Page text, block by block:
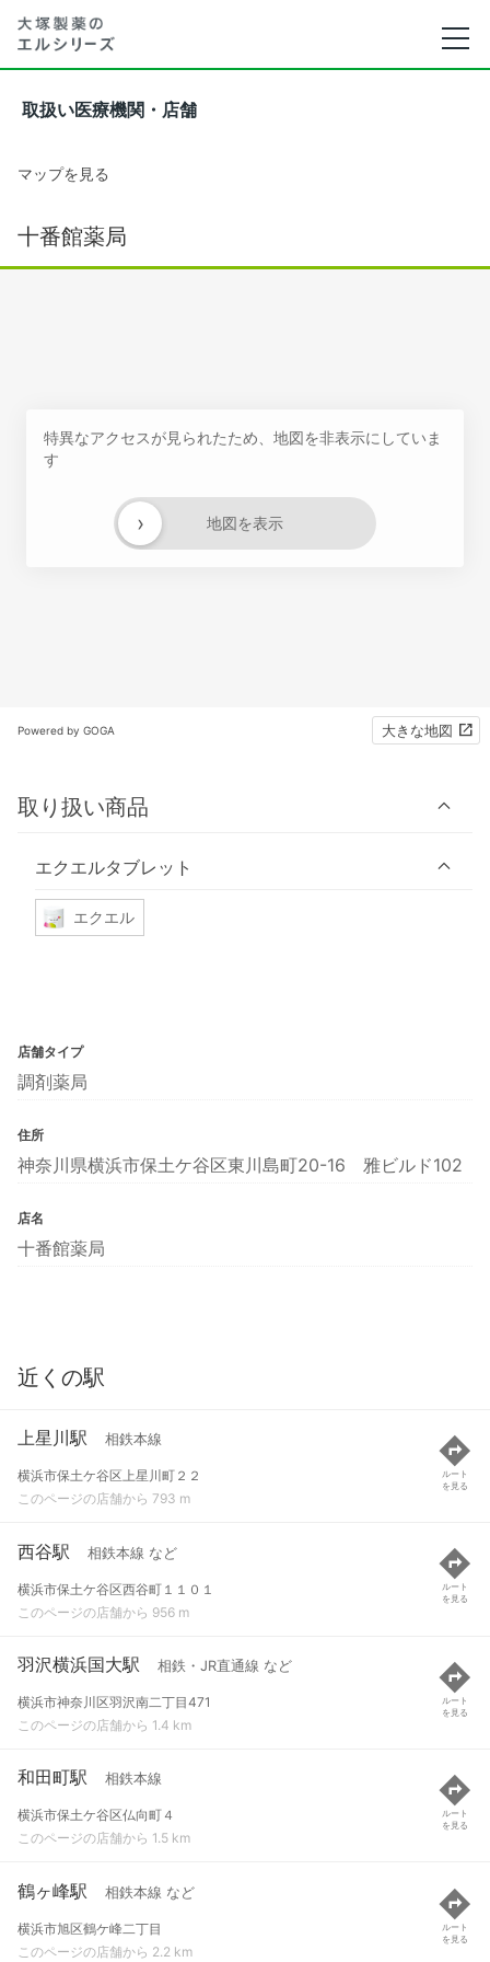
取扱い医療機関・店舗
マップを見る
十番館薬局
特異なアクセスが見られたため、地図を非表示にしていま
す
地図を表示
›
Powered by GOGA 大きな地図
取り扱い商品
エクエルタブレット
エクエル
店舗タイプ
調剤薬局
住所
神奈川県横浜市保土ケ谷区東川島町20-16 雅ビルド102
店名
十番館薬局
近くの駅
上星川駅 相鉄本線
横浜市保土ケ谷区上星川町２２
このページの店舗から 793 m
ルート
を見る
西谷駅 相鉄本線 など
横浜市保土ケ谷区西谷町１１０１
このページの店舗から 956 m
ルート
を見る
羽沢横浜国大駅 相鉄・JR直通線 など
横浜市神奈川区羽沢南二丁目471
このページの店舗から 1.4 km
ルート
を見る
和田町駅 相鉄本線
横浜市保土ケ谷区仏向町４
このページの店舗から 1.5 km
ルート
を見る
鶴ヶ峰駅 相鉄本線 など
横浜市旭区鶴ケ峰二丁目
このページの店舗から 2.2 km
ルート
を見る